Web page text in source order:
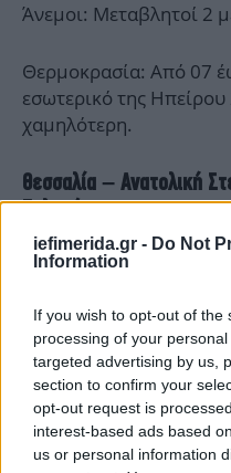
iefimerida.gr - Do Not
Information
If you wish to opt-out of
processing of your
targeted advertising by us,
section to confirm your
opt-out request is
interest-based ads based
us or personal information
Άνεμοι: Μεταβλητοί 2
Θερμοκρασία: Από 07
εσωτερικό της
χαμηλότερη.
Θεσσαλία – Ανατολική
Πελοπόννησος
Καιρός: Γενικά
ασθενών τοπικών
Θεσσαλίας.
Άνεμοι: Βόρειοι
ανατολικά τοπικά 6